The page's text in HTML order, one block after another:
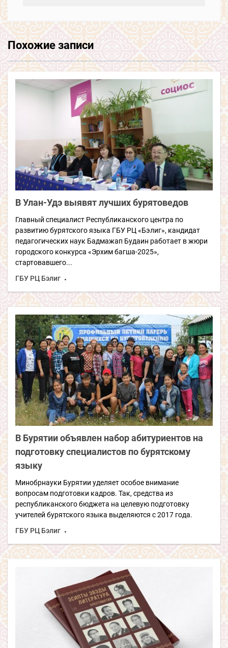
Похожие записи
В Улан-Удэ выявят лучших бурятоведов
Главный специалист Республиканского центра по
развитию бурятского языка ГБУ РЦ «Бэлиг», кандидат
педагогических наук Бадмажап Будаин работает в жюри
городского конкурса «Эрхим багша-2025»,
стартовавшего...
ГБУ РЦ Бэлиг
В Бурятии объявлен набор абитуриентов на
подготовку специалистов по бурятскому
языку
Минобрнауки Бурятии уделяет особое внимание
вопросам подготовки кадров. Так, средства из
республиканского бюджета на целевую подготовку
учителей бурятского языка выделяются с 2017 года.
ГБУ РЦ Бэлиг